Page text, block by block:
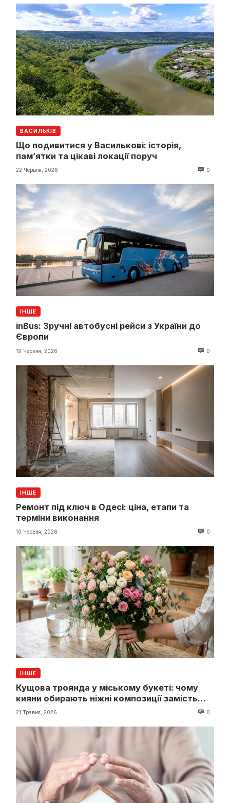
ВАСИЛЬКІВ
Що подивитися у Василькові: історія,
пам’ятки та цікаві локації поруч
22 Червня, 2026 0
ІНШЕ
inBus: Зручні автобусні рейси з України до
Європи
19 Червня, 2026 0
ІНШЕ
Ремонт під ключ в Одесі: ціна, етапи та
терміни виконання
10 Червня, 2026 0
ІНШЕ
Кущова троянда у міському букеті: чому
кияни обирають ніжні композиції замість
класики
21 Травня, 2026 0